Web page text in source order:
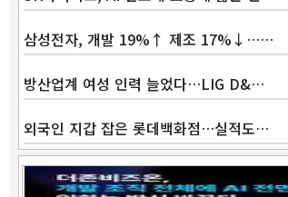
삼성전자, 개발 19%↑ 제조 17%↓……
방산업계 여성 인력 늘었다…LIG D&…
외국인 지갑 잡은 롯데백화점…실적도…